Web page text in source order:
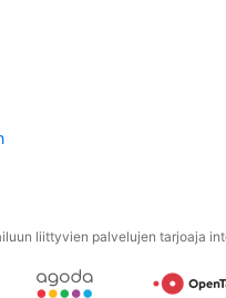
liittyvien palvelujen tarjoaja